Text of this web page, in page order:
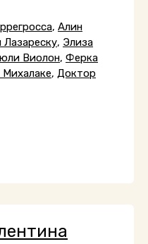
, Алин
Лазареску, Элиза
Виолон, Ферка
, Доктор